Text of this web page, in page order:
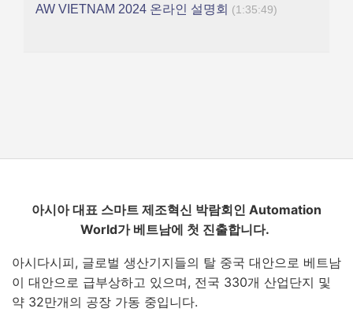
AW VIETNAM 2024 온라인 설명회 (1:35:49)
아시아 대표 스마트 제조혁신 박람회인 Automation
World가 베트남에 첫 진출합니다.
아시다시피, 글로벌 생산기지들의 탈 중국 대안으로 베트남
이 대안으로 급부상하고 있으며, 전국 330개 산업단지 및
약 32만개의 공장 가동 중입니다.